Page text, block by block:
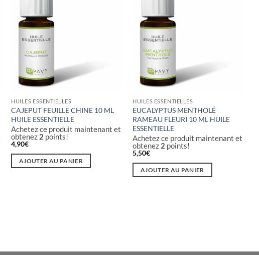
HUILES ESSENTIELLES
CAJEPUT FEUILLE CHINE 10 ML
HUILE ESSENTIELLE
Achetez ce produit maintenant et
obtenez 2 points!
4,90€
AJOUTER AU PANIER
HUILES ESSENTIELLES
EUCALYPTUS MENTHOLÉ
RAMEAU FLEURI 10 ML HUILE
ESSENTIELLE
Achetez ce produit maintenant et
obtenez 2 points!
5,50€
AJOUTER AU PANIER